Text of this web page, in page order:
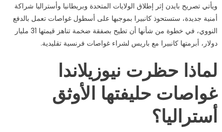
ويأتي تصريح بايدن إثر إطلاق الولايات المتحدة وبريطانيا وأستراليا شراكة
أمنية جديدة، ستستحوذ كانبيرا بموجبها على أسطول غواصات تعمل بالدفع
النووي، في خطوة من شأنها أن تطيح بصفقة ضخمة تناهز قيمتها 31 مليار
دولار، أبرمتها كانبيرا مع باريس لشراء غواصات فرنسية تقليدية.
لماذا حظرت نيوزيلاندا
غواصات حليفتها الأوثق
أستراليا؟